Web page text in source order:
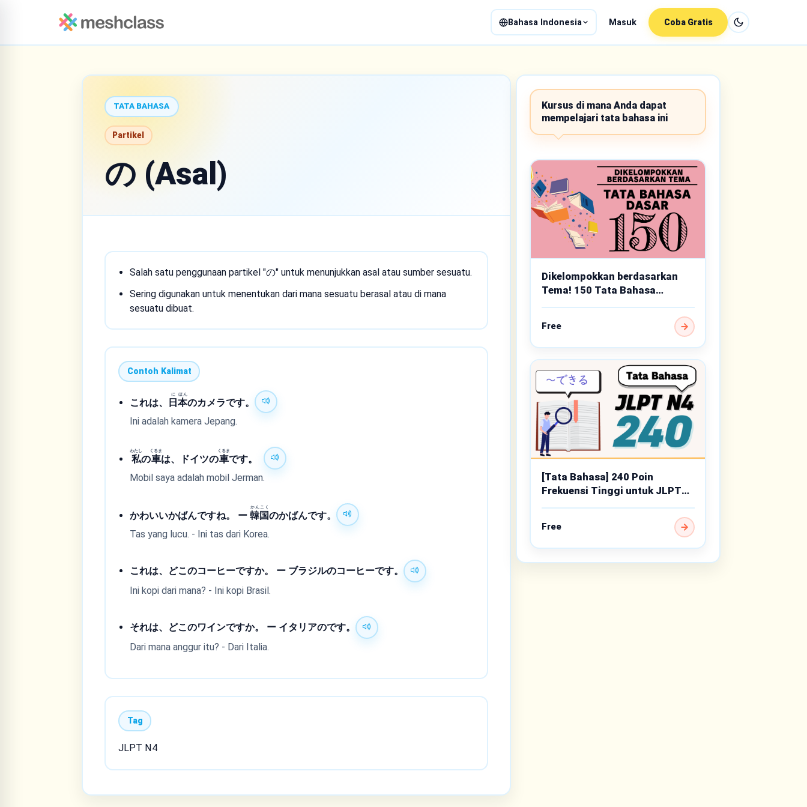
Bahasa Indonesia Masuk Coba Gratis
TATA BAHASA
Partikel
の (Asal)
Salah satu penggunaan partikel "の" untuk menunjukkan asal atau sumber sesuatu.
Sering digunakan untuk menentukan dari mana sesuatu berasal atau di mana
sesuatu dibuat.
Contoh Kalimat
これは、 日
に
本
ほん
のカメラです。
Ini adalah kamera Jepang.
私
わたし
の車
くるま
は、ドイツの車
くるま
です。
Mobil saya adalah mobil Jerman.
かわいいかばんですね。 ー韓
かん
国
こく
のかばんです。
Tas yang lucu. - Ini tas dari Korea.
これは、どこのコーヒーですか。 ー ブラジルのコーヒーです。
Ini kopi dari mana? - Ini kopi Brasil.
それは、どこのワインですか。 ー イタリアのです。
Dari mana anggur itu? - Dari Italia.
Tag
JLPT N4
Kursus di mana Anda dapat
mempelajari tata bahasa ini
Dikelompokkan berdasarkan
Tema! 150 Tata Bahasa
Penting Tingkat Dasar
Free
[Tata Bahasa] 240 Poin
Frekuensi Tinggi untuk JLPT
N4
Free